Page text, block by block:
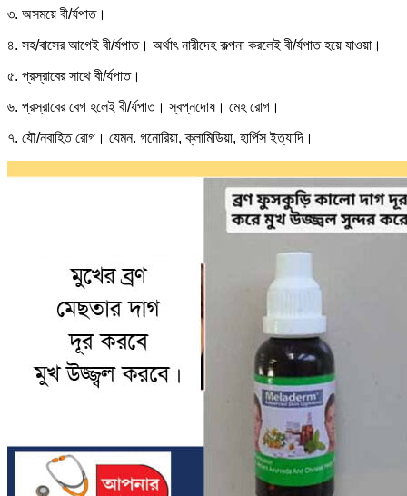
৩. অসময়ে বী/র্যপাত।
৪. সহ/বাসের আগেই বী/র্যপাত। অর্থাৎ নারীদেহ কল্পনা করলেই বী/র্যপাত হয়ে যাওয়া।
৫. প্রস্রাবের সাথে বী/র্যপাত।
৬. প্রস্রাবের বেগ হলেই বী/র্যপাত। স্বপ্নদোষ। মেহ রোগ।
৭. যৌ/নবাহিত রোগ। যেমন. গনোরিয়া, ক্লামিডিয়া, হার্পিস ইত্যাদি।